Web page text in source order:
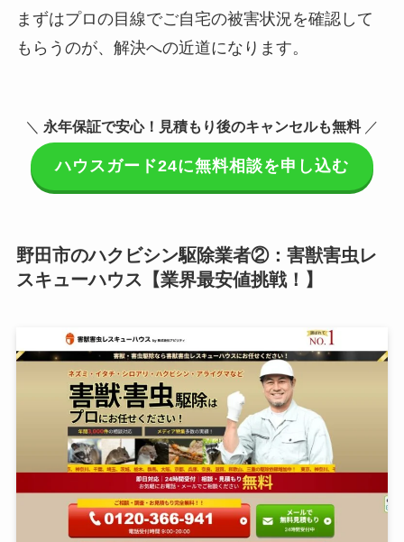
まずはプロの目線でご自宅の被害状況を確認して
もらうのが、解決への近道になります。
＼ 永年保証で安心！見積もり後のキャンセルも無料／
ハウスガード24に無料相談を申し込む
野田市のハクビシン駆除業者②：害獣害虫レ
スキューハウス【業界最安値挑戦！】